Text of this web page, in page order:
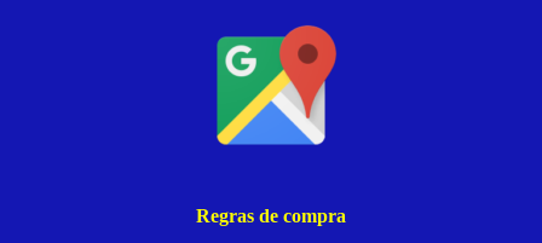
Regras de compra